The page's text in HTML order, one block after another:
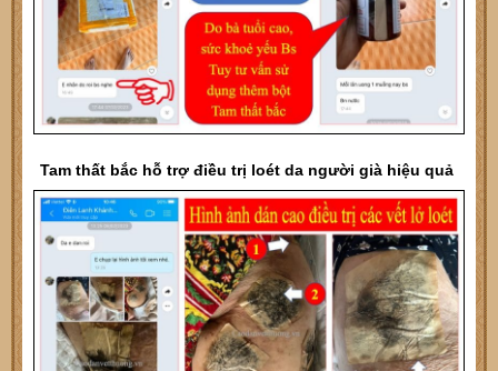
Tam thất bắc hỗ trợ điều trị loét da người già hiệu quả